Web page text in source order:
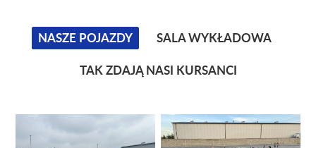
NASZE POJAZDY
SALA WYKŁADOWA
TAK ZDAJĄ NASI KURSANCI